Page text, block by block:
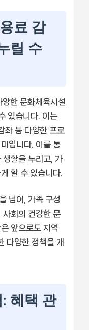
료 감
릴 수
한 문화체육시설
있습니다. 이는
좌 등 다양한 프로
입니다. 이를 통
활을 누리고, 가
할 수 있습니다.
넘어, 가족 구성
사회의 건강한 문
앞으로도 지역
다양한 정책을 개
혜택 관